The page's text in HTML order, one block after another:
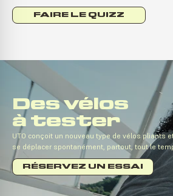
FAIRE LE QUIZZ
Des vélos
à tester
UTO conçoit un nouveau type de vélos pliants
se déplacer spontanément, partout, tout le
RÉSERVEZ UN ESSAI